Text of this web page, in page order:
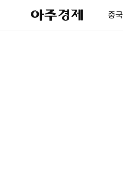
아
주
제
중국